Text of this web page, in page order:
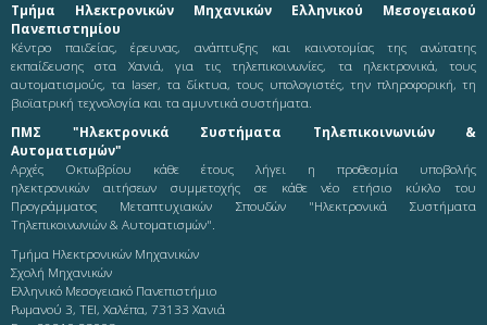
Τμήμα Ηλεκτρονικών Μηχανικών Ελληνικού Μεσογειακού
Πανεπιστημίου
Κέντρο παιδείας, έρευνας, ανάπτυξης και καινοτομίας της ανώτατης
εκπαίδευσης στα Χανιά, για τις τηλεπικοινωνίες, τα ηλεκτρονικά, τους
αυτοματισμούς, τα laser, τα δίκτυα, τους υπολογιστές, την πληροφορική, τη
βιοϊατρική τεχνολογία και τα αμυντικά συστήματα.
ΠΜΣ "Ηλεκτρονικά Συστήματα Τηλεπικοινωνιών &
Αυτοματισμών"
Αρχές Οκτωβρίου κάθε έτους λήγει η προθεσμία υποβολής
ηλεκτρονικών αιτήσεων συμμετοχής σε κάθε νέο ετήσιο κύκλο του
Προγράμματος Μεταπτυχιακών Σπουδών "Ηλεκτρονικά Συστήματα
Τηλεπικοινωνιών & Αυτοματισμών".
Τμήμα Ηλεκτρονικών Μηχανικών
Σχολή Μηχανικών
Ελληνικό Μεσογειακό Πανεπιστήμιο
Ρωμανού 3, ΤΕΙ, Χαλέπα, 73133 Χανιά